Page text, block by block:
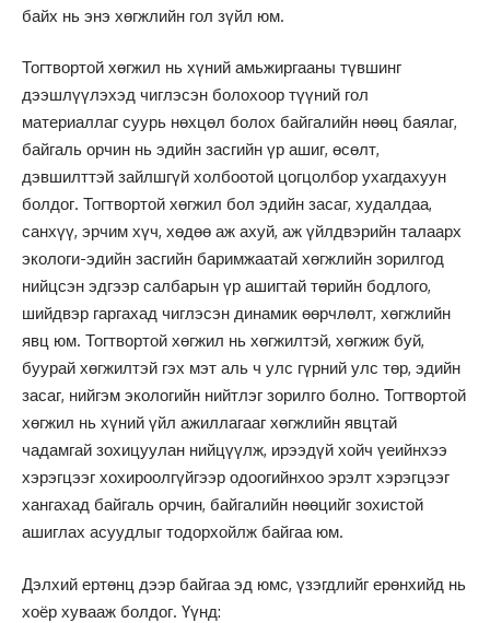
байх нь энэ хөгжлийн гол зүйл юм.
Тогтвортой хөгжил нь хүний амьжиргааны түвшинг
дээшлүүлэхэд чиглэсэн болохоор түүний гол
материаллаг суурь нөхцөл болох байгалийн нөөц баялаг,
байгаль орчин нь эдийн засгийн үр ашиг, өсөлт,
дэвшилттэй зайлшгүй холбоотой цогцолбор ухагдахуун
болдог. Тогтвортой хөгжил бол эдийн засаг, худалдаа,
санхүү, эрчим хүч, хөдөө аж ахуй, аж үйлдвэрийн талаарх
экологи-эдийн засгийн баримжаатай хөгжлийн зорилгод
нийцсэн эдгээр салбарын үр ашигтай төрийн бодлого,
шийдвэр гаргахад чиглэсэн динамик өөрчлөлт, хөгжлийн
явц юм. Тогтвортой хөгжил нь хөгжилтэй, хөгжиж буй,
буурай хөгжилтэй гэх мэт аль ч улс гүрний улс төр, эдийн
засаг, нийгэм экологийн нийтлэг зорилго болно. Тогтвортой
хөгжил нь хүний үйл ажиллагааг хөгжлийн явцтай
чадамгай зохицуулан нийцүүлж, ирээдүй хойч үеийнхээ
хэрэгцээг хохироолгүйгээр одоогийнхоо эрэлт хэрэгцээг
хангахад байгаль орчин, байгалийн нөөцийг зохистой
ашиглах асуудлыг тодорхойлж байгаа юм.
Дэлхий ертөнц дээр байгаа эд юмс, үзэгдлийг ерөнхийд нь
хоёр хувааж болдог. Үүнд: